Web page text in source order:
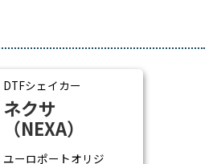
DTFシェイカー
ネクサ
（NEXA）
ユーロポートオリジ